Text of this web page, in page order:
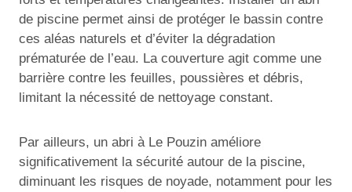
de piscine permet ainsi de protéger le bassin contre
ces aléas naturels et d’éviter la dégradation
prématurée de l’eau. La couverture agit comme une
barrière contre les feuilles, poussières et débris,
limitant la nécessité de nettoyage constant.
Par ailleurs, un abri à Le Pouzin améliore
significativement la sécurité autour de la piscine,
diminuant les risques de noyade, notamment pour les